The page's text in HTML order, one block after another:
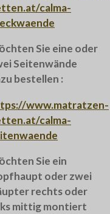
calma-
Sie eine oder
Seitenwände
bestellen :
www.matratzen-
calma-
Sie ein
oder zwei
rechts oder
mittig montiert